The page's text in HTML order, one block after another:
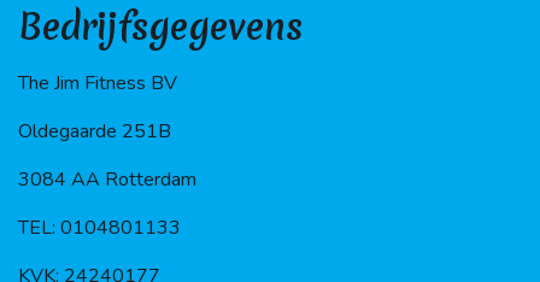
Bedrijfsgegevens
The Jim Fitness BV
Oldegaarde 251B
3084 AA Rotterdam
TEL: 0104801133
KVK: 24240177